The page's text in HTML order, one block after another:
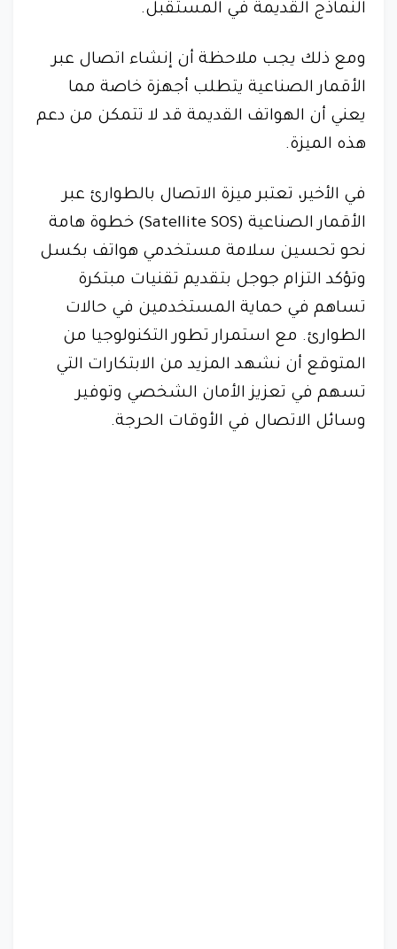
النماذج القديمة في المستقبل.
ومع ذلك يجب ملاحظة أن إنشاء اتصال عبر
الأقمار الصناعية يتطلب أجهزة خاصة مما
يعني أن الهواتف القديمة قد لا تتمكن من دعم
هذه الميزة.
في الأخير، تعتبر ميزة الاتصال بالطوارئ عبر
الأقمار الصناعية (Satellite SOS) خطوة هامة
نحو تحسين سلامة مستخدمي هواتف بكسل
وتؤكد التزام جوجل بتقديم تقنيات مبتكرة
تساهم في حماية المستخدمين في حالات
الطوارئ. مع استمرار تطور التكنولوجيا من
المتوقع أن نشهد المزيد من الابتكارات التي
تسهم في تعزيز الأمان الشخصي وتوفير
وسائل الاتصال في الأوقات الحرجة.